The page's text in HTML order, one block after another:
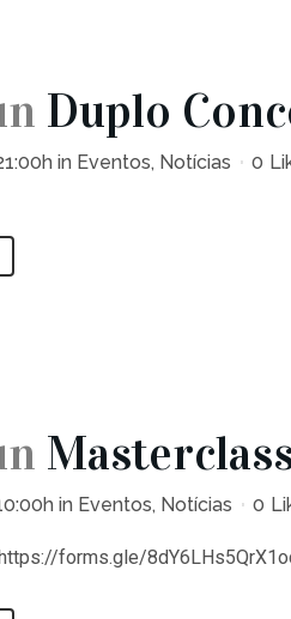
Duplo
in Eventos, Notícias 0
in Eventos, Notícias 0
forms.gle/